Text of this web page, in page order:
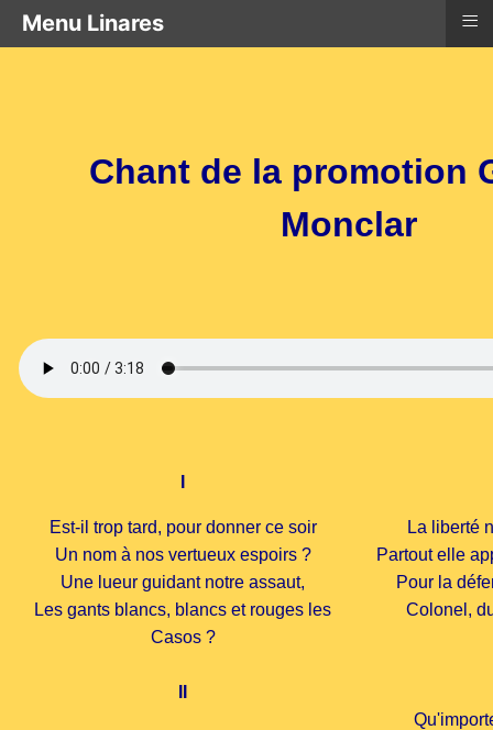
Menu Linares ≡
Chant de la promotion
Monclar
Est-il trop tard, pour donner ce soir
Un nom à nos vertueux espoirs ?
Une lueur guidant notre assaut,
Les gants blancs, blancs et rouges les
Casos ?
La liberté
Partout elle
Pour la
Colonel,